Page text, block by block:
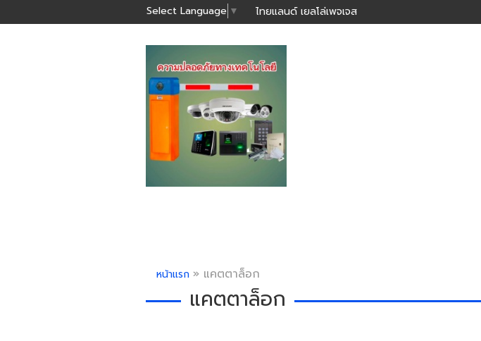
Select Language ▼ ไทยแลนด์ เยลโล่เพจเจส
หน้าแรก » แคตตาล็อก
แคตตาล็อก